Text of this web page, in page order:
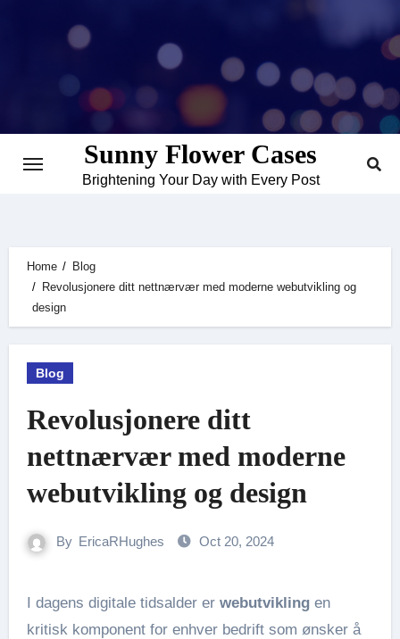
Sunny Flower Cases
Brightening Your Day with Every Post
Home
Blog
Revolusjonere ditt nettnærvær med moderne webutvikling og
design
Blog
Revolusjonere ditt
nettnærvær med moderne
webutvikling og design
By EricaRHughes Oct 20, 2024
I dagens digitale tidsalder er webutviklingen
kritisk komponent for enhver bedrift som ønsker å